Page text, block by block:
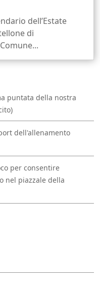
dell’Estate
di
puntata della nostra
dell'allenamento
per consentire
nel piazzale della